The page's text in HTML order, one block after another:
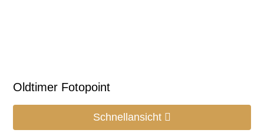
Oldtimer Fotopoint
Schnellansicht